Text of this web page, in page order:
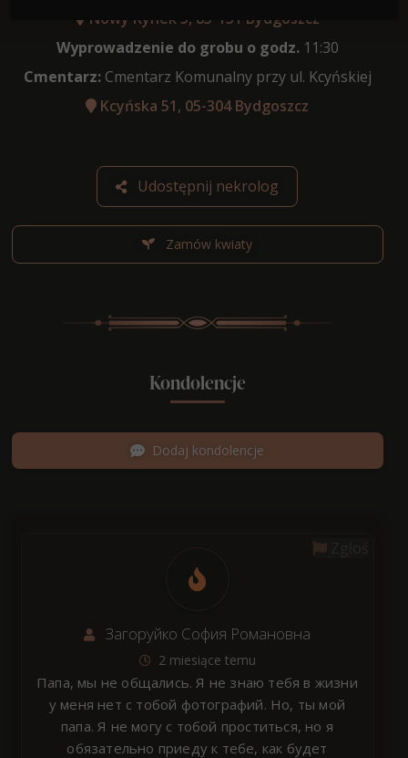
Nowy Rynek 5, 85-131 Bydgoszcz
Wyprowadzenie do grobu o godz.11:30
Cmentarz:Cmentarz Komunalny przy ul. Kcyńskiej
Kcyńska 51, 05-304 Bydgoszcz
Udostępnij nekrolog
Zamów kwiaty
Kondolencje
Dodaj kondolencje
Загоруйко София Романовна
2 miesiące temu
Папа, мы не общались. Я не знаю тебя в жизни
у меня нет с тобой фотографий. Но, ты мой
папа. Я не могу с тобой проститься, но я
обязательно приеду к тебе, как будет
Zgłoś